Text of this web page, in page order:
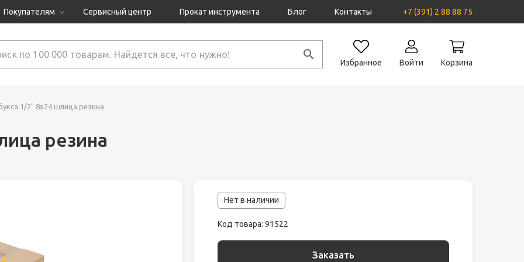
Покупателям
Как оформить заказ?
Сервисный центр Прокат инструмента Блог Контакты +7 (391) 2 88 88 75
Избранное Войти Корзина
1/2" 8x24 шлица резина
резина
Нет в наличии
Код товара: 91522
Заказать